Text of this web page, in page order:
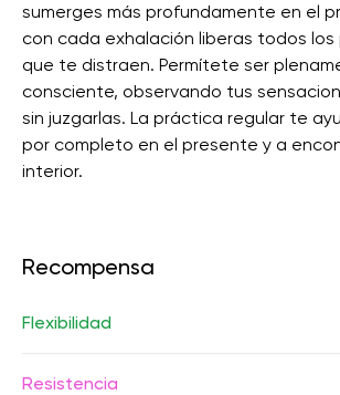
sumerges más profundamente en el
con cada exhalación liberas todos
que te distraen. Permítete ser
consciente, observando tus
sin juzgarlas. La práctica regular te
por completo en el presente y a
interior.
Recompensa
Flexibilidad
Resistencia